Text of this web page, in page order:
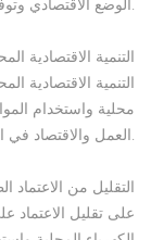
التنمية الاقتصادية
محلية واستخدام
على تقليل الاعتماد